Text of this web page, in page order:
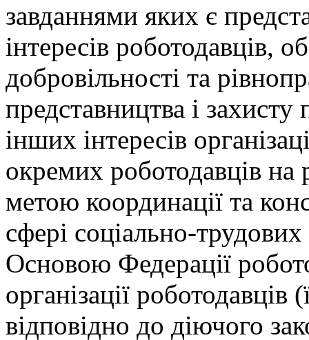
завданнями яких є
інтересів роботодавців,
добровільності та
представництва і
інших інтересів
окремих роботодавців на
метою координації та
сфері соціально-
Основою Федерації
організації роботодавців
відповідно до діючого